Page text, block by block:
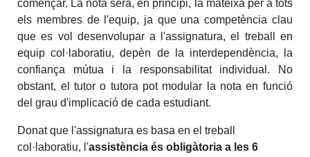
començar. La nota serà, en principi, la mateixa per a tots
els membres de l'equip, ja que una competència clau
que es vol desenvolupar a l'assignatura, el treball en
equip col·laboratiu, depèn de la interdependència, la
confiança mútua i la responsabilitat individual. No
obstant, el tutor o tutora pot modular la nota en funció
del grau d'implicació de cada estudiant.
Donat que l'assignatura es basa en el treball
col·laboratiu, l'assistència és obligàtoria a les 6